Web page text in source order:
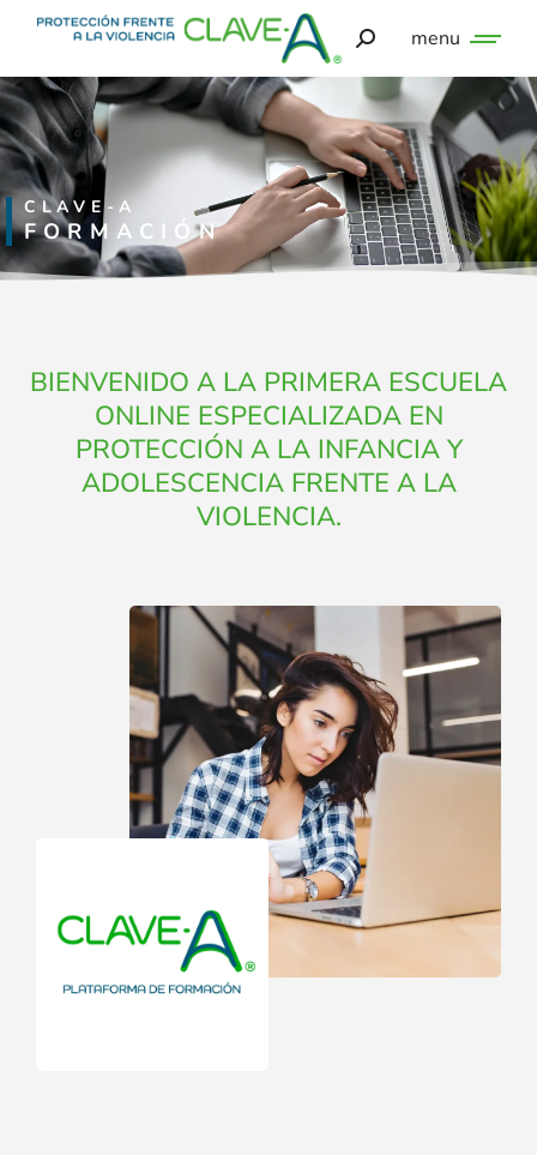
menu
CLAVE-A
FORMACIÓN
BIENVENIDO A LA PRIMERA ESCUELA
ONLINE ESPECIALIZADA EN
PROTECCIÓN A LA INFANCIA Y
ADOLESCENCIA FRENTE A LA
VIOLENCIA.